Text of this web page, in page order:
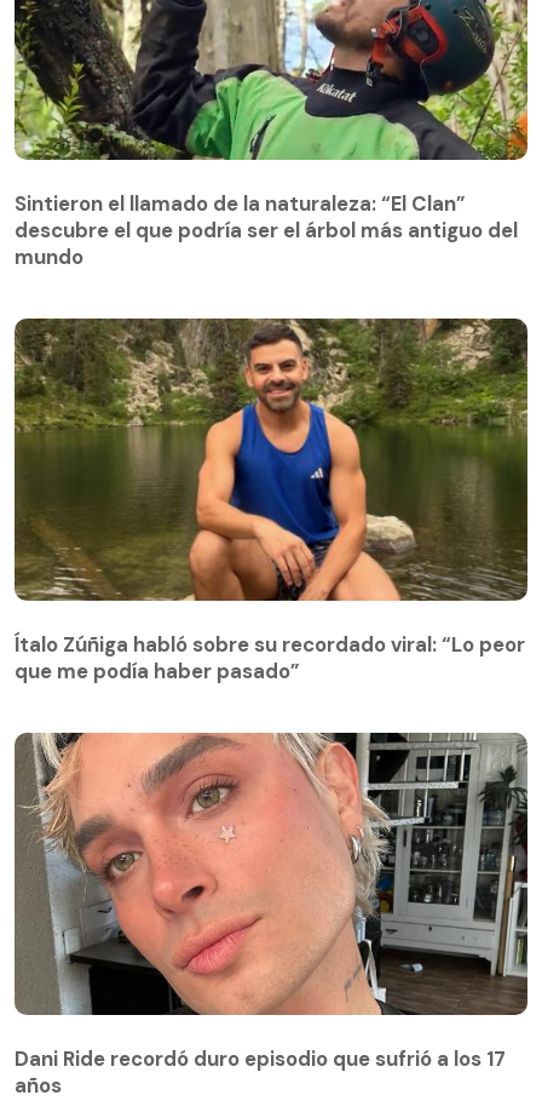
descubre el que podría ser el árbol más antiguo del
mundo
Sintieron el llamado de la naturaleza: “El Clan”
descubre el que podría ser el árbol más antiguo del
mundo
Ítalo Zúñiga habló sobre su recordado viral: “Lo peor
que me podía haber pasado”
Dani Ride recordó duro episodio que sufrió a los 17
años